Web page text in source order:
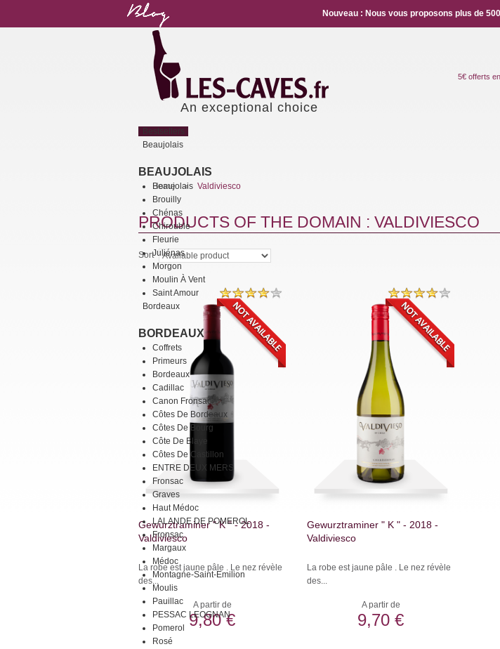
An exceptional choice
Bestsellers
Beaujolais
BEAUJOLAIS
Beaujolais
Brouilly
Chénas
Chirouble
Fleurie
Juliénas
Morgon
Moulin À Vent
Saint Amour
Bordeaux
BORDEAUX
Coffrets
Primeurs
Bordeaux
Cadillac
Canon Fronsac
Côtes De Bordeaux
Côtes De Bourg
Côte De Blaye
Côtes De Castillon
ENTRE DEUX MERS
Fronsac
Graves
Haut Médoc
LALANDE DE POMEROL
Fronsac
Margaux
Médoc
Montagne-Saint-Emilion
Moulis
Pauillac
PESSAC LEOGNAN
Pomerol
Rosé
Nouveau : Nous vous proposons plus de
5€ offerts
Home
Valdiviesco
PRODUCTS OF THE DOMAIN : VALDIVIESCO
Sort
Gewurztraminer " K " - 2018 -
Valdiviesco
La robe est jaune pâle . Le nez révèle
des...
A partir de
9,80 €
Gewurztraminer " K " - 2018 -
Valdiviesco
La robe est jaune pâle . Le nez révèle
des...
A partir de
9,70 €